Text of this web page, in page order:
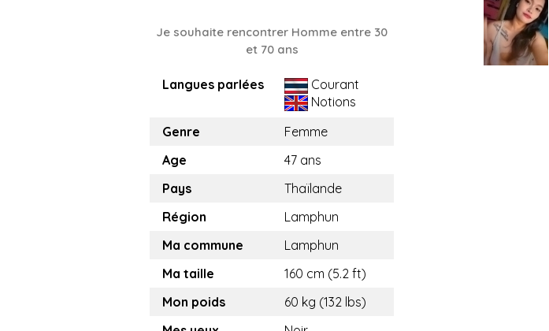
Je souhaite rencontrer Homme entre 30
et 70 ans
Langues parlées
Courant
Notions
Genre
Femme
Age
47 ans
Pays
Thaïlande
Région
Lamphun
Ma commune
Lamphun
Ma taille
160 cm (5.2 ft)
Mon poids
60 kg (132 lbs)